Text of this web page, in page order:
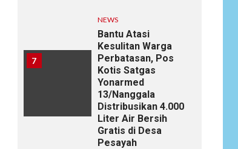
7
NEWS
Bantu Atasi
Kesulitan Warga
Perbatasan, Pos
Kotis Satgas
Yonarmed
13/Nanggala
Distribusikan 4.000
Liter Air Bersih
Gratis di Desa
Pesayah